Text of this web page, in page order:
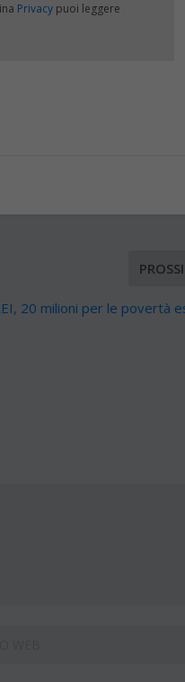
Privacy puoi leggere
20 milioni per le povertà